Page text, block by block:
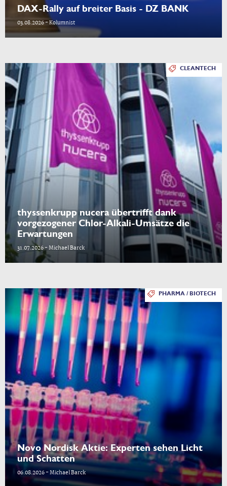
DAX-Rally auf breiter Basis - DZ BANK
03.08.2026 - Kolumnist
CLEANTECH
thyssenkrupp nucera übertrifft dank
vorgezogener Chlor-Alkali-Umsätze die
Erwartungen
31.07.2026 - Michael Barck
PHARMA / BIOTECH
Novo Nordisk Aktie: Experten sehen Licht
und Schatten
06.08.2026 - Michael Barck